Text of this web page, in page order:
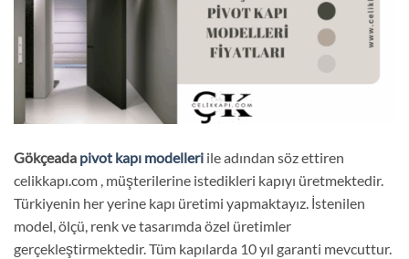
Gökçeada pivot kapı modelleri ile adından söz ettiren
celikkapı.com , müşterilerine istedikleri kapıyı üretmektedir.
Türkiyenin her yerine kapı üretimi yapmaktayız. İstenilen
model, ölçü, renk ve tasarımda özel üretimler
gerçekleştirmektedir. Tüm kapılarda 10 yıl garanti mevcuttur.